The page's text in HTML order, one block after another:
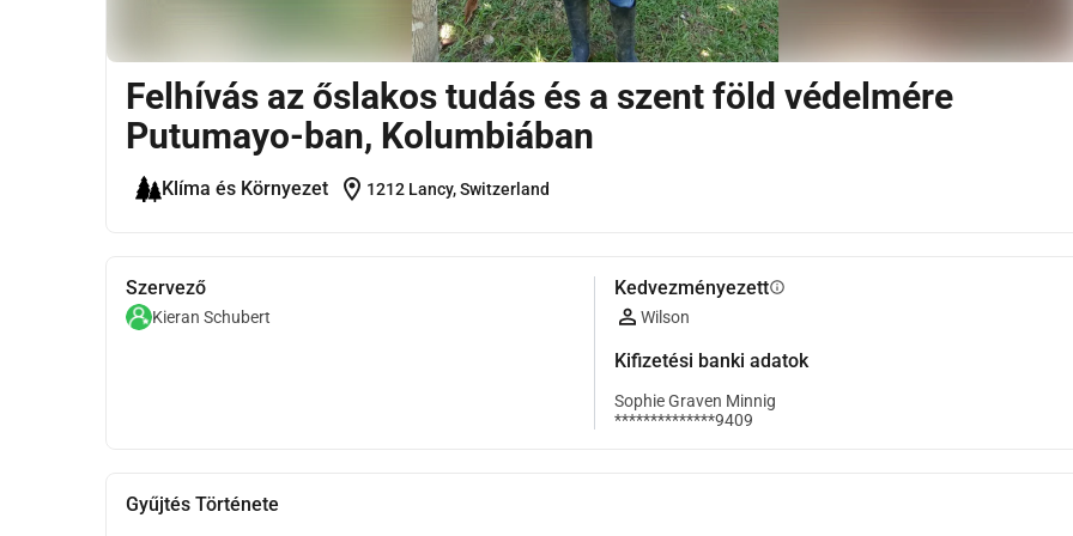
Felhívás az őslakos tudás és a szent föld védelmére
Putumayo-ban, Kolumbiában
Klíma és Környezet location_on 1212 Lancy, Switzerland
Szervező
Kieran Schubert
Kedvezményezettinfo
Wilson
Kifizetési banki adatok
Sophie Graven Minnig
**************9409
Gyűjtés Története